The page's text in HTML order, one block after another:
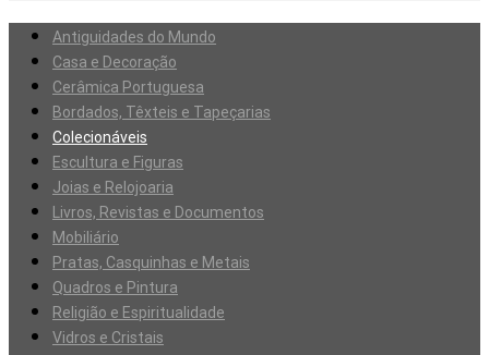
Antiguidades do Mundo
Casa e Decoração
Cerâmica Portuguesa
Bordados, Têxteis e Tapeçarias
Colecionáveis
Escultura e Figuras
Joias e Relojoaria
Livros, Revistas e Documentos
Mobiliário
Pratas, Casquinhas e Metais
Quadros e Pintura
Religião e Espiritualidade
Vidros e Cristais